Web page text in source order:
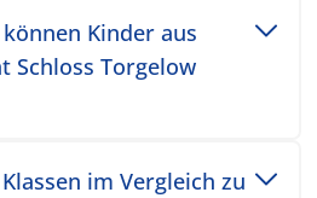
Kinder aus
Schloss Torgelow
im Vergleich zu